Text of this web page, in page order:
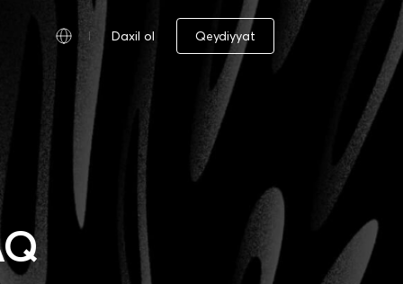
Daxil ol Qeydiyyat